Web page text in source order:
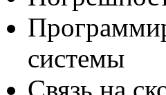
системы
Связь на